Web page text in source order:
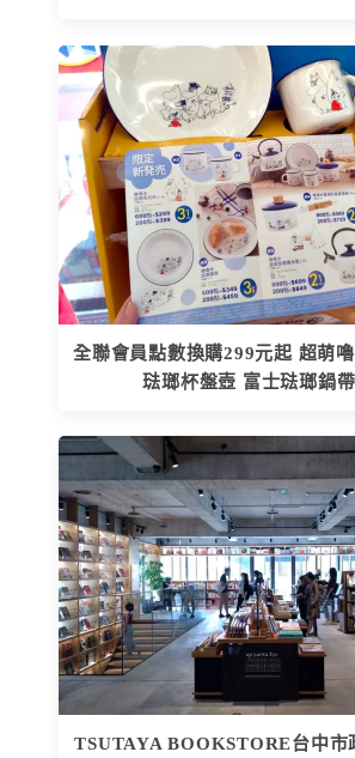
全聯會員點數換購299元起 超萌
琺瑯杯盤壺 富士琺瑯鍋
TSUTAYA BOOKSTORE台中市